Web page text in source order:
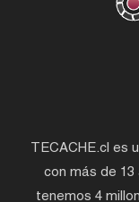
TECACHE.cl es
con más de
tenemos 4